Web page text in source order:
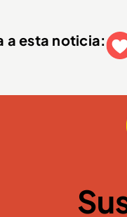
a esta noticia: